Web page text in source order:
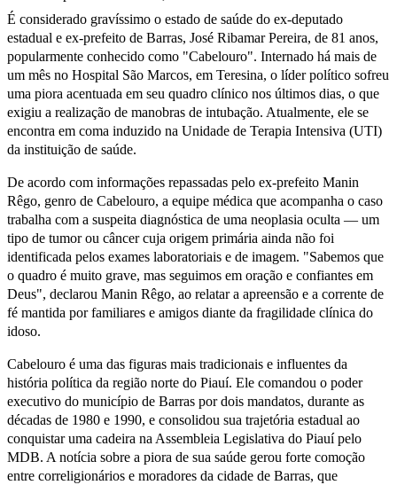
É considerado gravíssimo o estado de saúde do ex-deputado
estadual e ex-prefeito de Barras, José Ribamar Pereira, de 81 anos,
popularmente conhecido como "Cabelouro". Internado há mais de
um mês no Hospital São Marcos, em Teresina, o líder político sofreu
uma piora acentuada em seu quadro clínico nos últimos dias, o que
exigiu a realização de manobras de intubação. Atualmente, ele se
encontra em coma induzido na Unidade de Terapia Intensiva (UTI)
da instituição de saúde.
De acordo com informações repassadas pelo ex-prefeito Manin
Rêgo, genro de Cabelouro, a equipe médica que acompanha o caso
trabalha com a suspeita diagnóstica de uma neoplasia oculta — um
tipo de tumor ou câncer cuja origem primária ainda não foi
identificada pelos exames laboratoriais e de imagem. "Sabemos que
o quadro é muito grave, mas seguimos em oração e confiantes em
Deus", declarou Manin Rêgo, ao relatar a apreensão e a corrente de
fé mantida por familiares e amigos diante da fragilidade clínica do
idoso.
Cabelouro é uma das figuras mais tradicionais e influentes da
história política da região norte do Piauí. Ele comandou o poder
executivo do município de Barras por dois mandatos, durante as
décadas de 1980 e 1990, e consolidou sua trajetória estadual ao
conquistar uma cadeira na Assembleia Legislativa do Piauí pelo
MDB. A notícia sobre a piora de sua saúde gerou forte comoção
entre correligionários e moradores da cidade de Barras, que